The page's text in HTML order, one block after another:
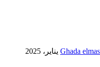
Ghada